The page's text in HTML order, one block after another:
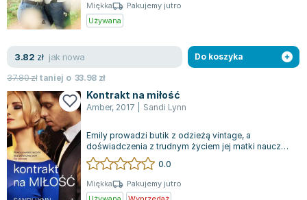
Jacek WalkiewiczMiękka
Pakujemy jutro
Używana
3.82 zł jak nowa
37.80złtaniej o 33.98 zł
Do koszyka
Kontrakt na miłość
Amber, 2017 Sandi Lynn
Emily prowadzi butik z odzieżą vintage, a
doświadczenia z trudnym życiem jej matki nauczyły
ją, że idea "długo i szczęśliwie" to m...
0.0
Miękka
Pakujemy jutro